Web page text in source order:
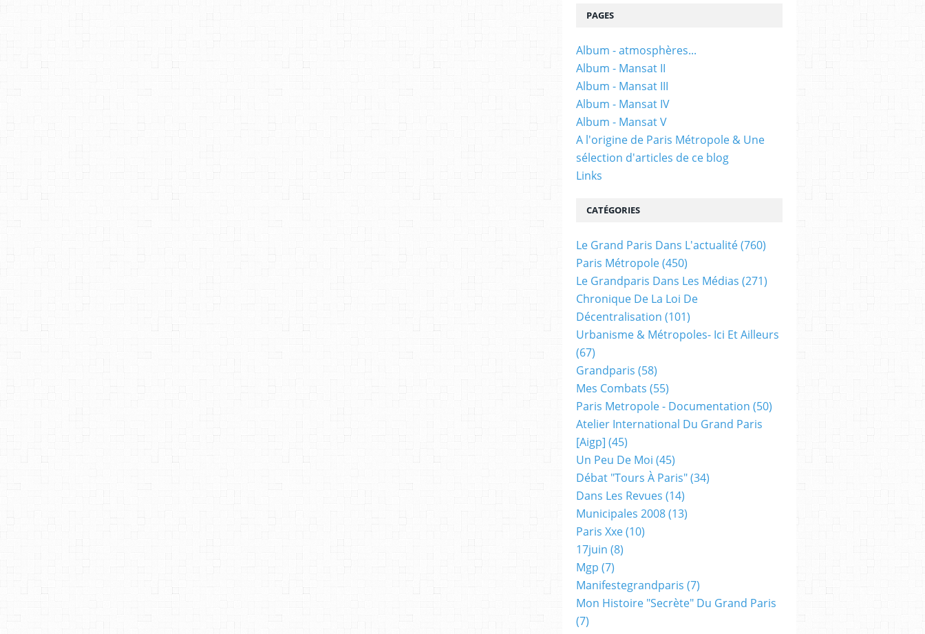
PAGES
Album - atmosphères...
Album - Mansat II
Album - Mansat III
Album - Mansat IV
Album - Mansat V
A l'origine de Paris Métropole & Une
sélection d'articles de ce blog
Links
CATÉGORIES
Le Grand Paris Dans L'actualité(760)
Paris Métropole(450)
Le Grandparis Dans Les Médias (271)
Chronique De La Loi De
Décentralisation (101)
Urbanisme & Métropoles- Ici Et Ailleurs
(67)
Grandparis (58)
Mes Combats (55)
Paris Metropole - Documentation (50)
Atelier International Du Grand Paris
[aigp] (45)
Un Peu De Moi (45)
Débat "tours À Paris"(34)
Dans Les Revues (14)
Municipales 2008(13)
Paris Xxe(10)
17juin (8)
Mgp (7)
Manifestegrandparis (7)
Mon Histoire "secrète" Du Grand Paris
(7)